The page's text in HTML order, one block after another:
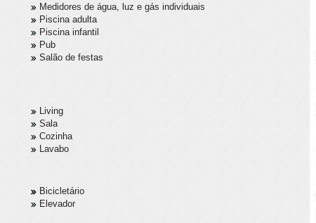
Medidores de água, luz e gás individuais
Piscina adulta
Piscina infantil
Pub
Salão de festas
Living
Sala
Cozinha
Lavabo
Bicicletário
Elevador